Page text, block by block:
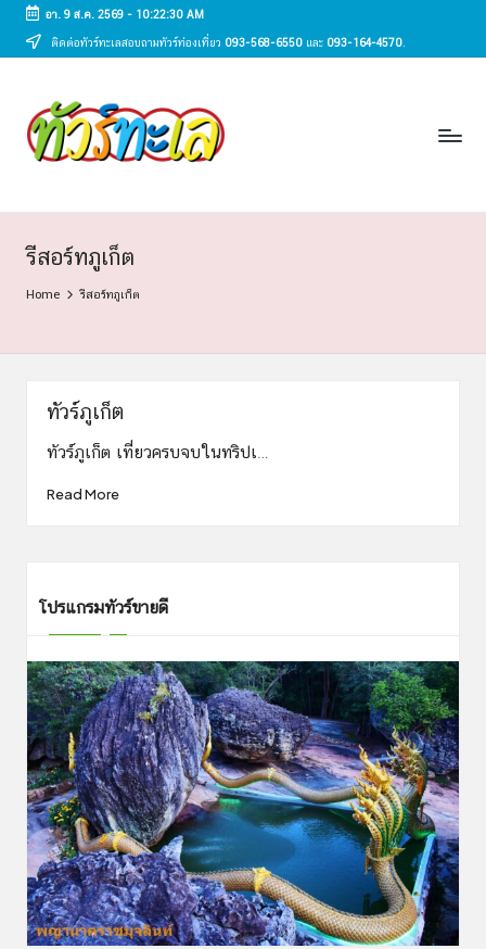
Skip
content
อา. 9 ส.ค. 2569- 10:22:31 AM
ติดต่อทัวร์ทะเลสอบถามทัวร์ท่องเที่ยว 093-568-6550และ 093-164-4570.
ทั
ว
ท
ะ
เ
ทัวร์
ทะเล
ราคา
แพ็ก
จ
ทะเล
รีสอร์ทภูเก็ต
Home รีสอร์ทภูเก็ต
ทัวร์ภูเก็ต
ทัวร์ภูเก็ต เที่ยวครบจบในทริปเ…
Read More
โปรแกรมทัวร์ขายดี